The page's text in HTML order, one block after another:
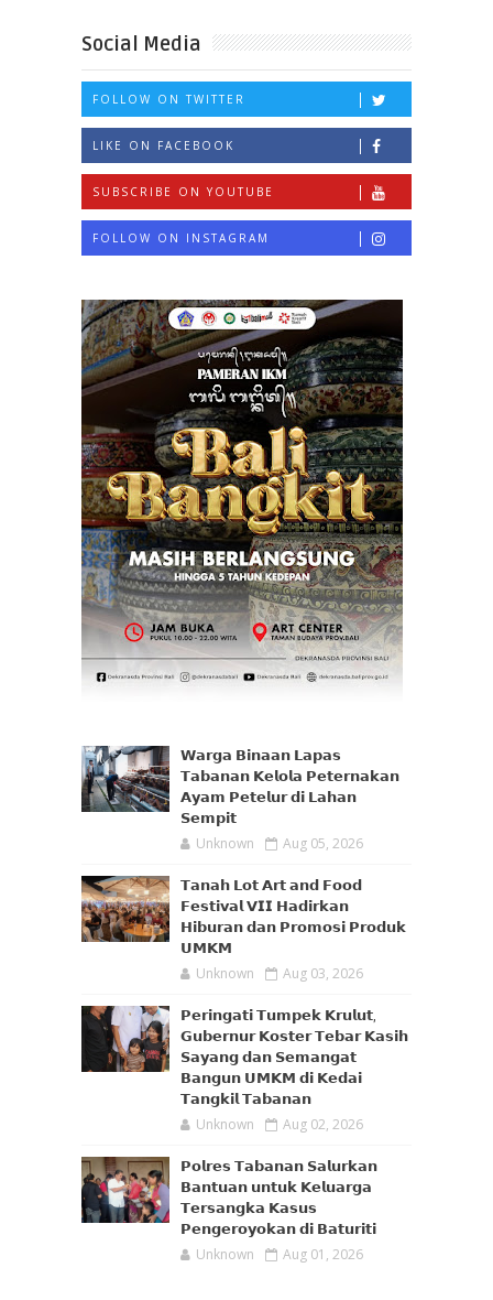
Social Media
FOLLOW ON TWITTER
LIKE ON FACEBOOK
SUBSCRIBE ON YOUTUBE
FOLLOW ON INSTAGRAM
𝗪𝗮𝗿𝗴𝗮 𝗕𝗶𝗻𝗮𝗮𝗻 𝗟𝗮𝗽𝗮𝘀
𝗧𝗮𝗯𝗮𝗻𝗮𝗻 𝗞𝗲𝗹𝗼𝗹𝗮 𝗣𝗲𝘁𝗲𝗿𝗻𝗮𝗸𝗮𝗻
𝗔𝘆𝗮𝗺 𝗣𝗲𝘁𝗲𝗹𝘂𝗿 𝗱𝗶 𝗟𝗮𝗵𝗮𝗻
𝗦𝗲𝗺𝗽𝗶𝘁
Unknown Aug 05, 2026
𝗧𝗮𝗻𝗮𝗵 𝗟𝗼𝘁 𝗔𝗿𝘁 𝗮𝗻𝗱 𝗙𝗼𝗼𝗱
𝗙𝗲𝘀𝘁𝗶𝘃𝗮𝗹 𝗩𝗜𝗜 𝗛𝗮𝗱𝗶𝗿𝗸𝗮𝗻
𝗛𝗶𝗯𝘂𝗿𝗮𝗻 𝗱𝗮𝗻 𝗣𝗿𝗼𝗺𝗼𝘀𝗶 𝗣𝗿𝗼𝗱𝘂𝗸
𝗨𝗠𝗞𝗠
Unknown Aug 03, 2026
𝗣𝗲𝗿𝗶𝗻𝗴𝗮𝘁𝗶 𝗧𝘂𝗺𝗽𝗲𝗸 𝗞𝗿𝘂𝗹𝘂𝘁,
𝗚𝘂𝗯𝗲𝗿𝗻𝘂𝗿 𝗞𝗼𝘀𝘁𝗲𝗿 𝗧𝗲𝗯𝗮𝗿 𝗞𝗮𝘀𝗶𝗵
𝗦𝗮𝘆𝗮𝗻𝗴 𝗱𝗮𝗻 𝗦𝗲𝗺𝗮𝗻𝗴𝗮𝘁
𝗕𝗮𝗻𝗴𝘂𝗻 𝗨𝗠𝗞𝗠 𝗱𝗶 𝗞𝗲𝗱𝗮𝗶
𝗧𝗮𝗻𝗴𝗸𝗶𝗹 𝗧𝗮𝗯𝗮𝗻𝗮𝗻
Unknown Aug 02, 2026
𝗣𝗼𝗹𝗿𝗲𝘀 𝗧𝗮𝗯𝗮𝗻𝗮𝗻 𝗦𝗮𝗹𝘂𝗿𝗸𝗮𝗻
𝗕𝗮𝗻𝘁𝘂𝗮𝗻 𝘂𝗻𝘁𝘂𝗸 𝗞𝗲𝗹𝘂𝗮𝗿𝗴𝗮
𝗧𝗲𝗿𝘀𝗮𝗻𝗴𝗸𝗮 𝗞𝗮𝘀𝘂𝘀
𝗣𝗲𝗻𝗴𝗲𝗿𝗼𝘆𝗼𝗸𝗮𝗻 𝗱𝗶 𝗕𝗮𝘁𝘂𝗿𝗶𝘁𝗶
Unknown Aug 01, 2026